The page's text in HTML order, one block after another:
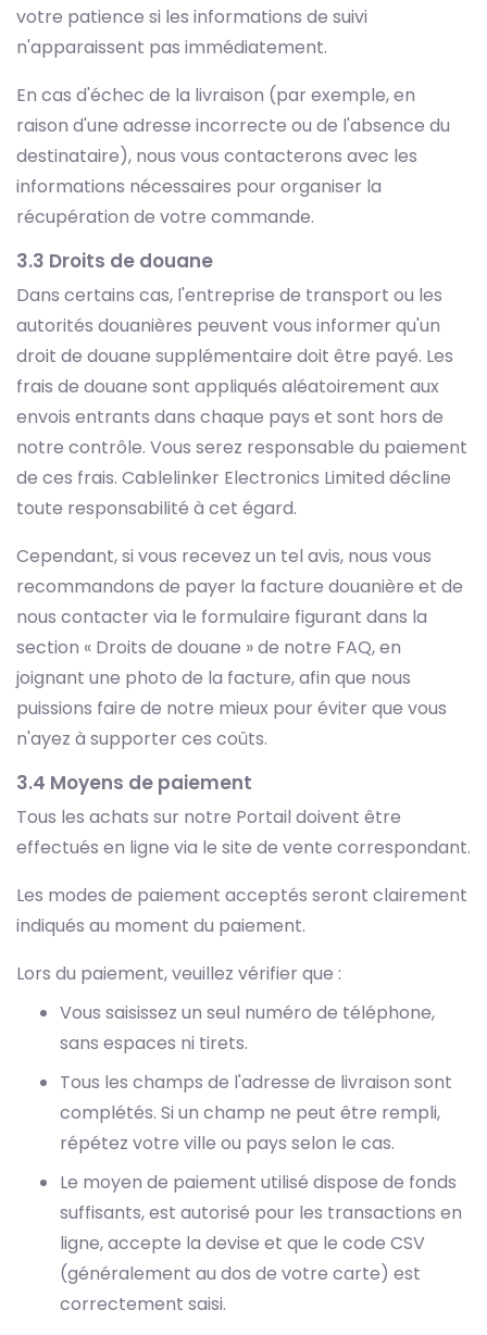
votre patience si les informations de suivi
n'apparaissent pas immédiatement.
En cas d'échec de la livraison (par exemple, en
raison d'une adresse incorrecte ou de l'absence du
destinataire), nous vous contacterons avec les
informations nécessaires pour organiser la
récupération de votre commande.
3.3 Droits de douane
Dans certains cas, l'entreprise de transport ou les
autorités douanières peuvent vous informer qu'un
droit de douane supplémentaire doit être payé. Les
frais de douane sont appliqués aléatoirement aux
envois entrants dans chaque pays et sont hors de
notre contrôle. Vous serez responsable du paiement
de ces frais. Cablelinker Electronics Limited décline
toute responsabilité à cet égard.
Cependant, si vous recevez un tel avis, nous vous
recommandons de payer la facture douanière et de
nous contacter via le formulaire figurant dans la
section « Droits de douane » de notre FAQ, en
joignant une photo de la facture, afin que nous
puissions faire de notre mieux pour éviter que vous
n'ayez à supporter ces coûts.
3.4 Moyens de paiement
Tous les achats sur notre Portail doivent être
effectués en ligne via le site de vente correspondant.
Les modes de paiement acceptés seront clairement
indiqués au moment du paiement.
Lors du paiement, veuillez vérifier que :
Vous saisissez un seul numéro de téléphone,
sans espaces ni tirets.
Tous les champs de l'adresse de livraison sont
complétés. Si un champ ne peut être rempli,
répétez votre ville ou pays selon le cas.
Le moyen de paiement utilisé dispose de fonds
suffisants, est autorisé pour les transactions en
ligne, accepte la devise et que le code CSV
(généralement au dos de votre carte) est
correctement saisi.